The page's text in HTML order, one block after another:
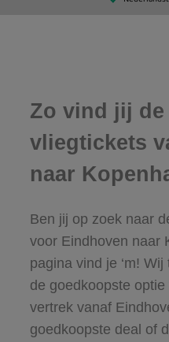
Zo vind jij de
vliegtickets
naar
Ben jij op zoek naar
voor Eindhoven naar
pagina vind je ‘m!
de goedkoopste
vertrek vanaf
goedkoopste deal of